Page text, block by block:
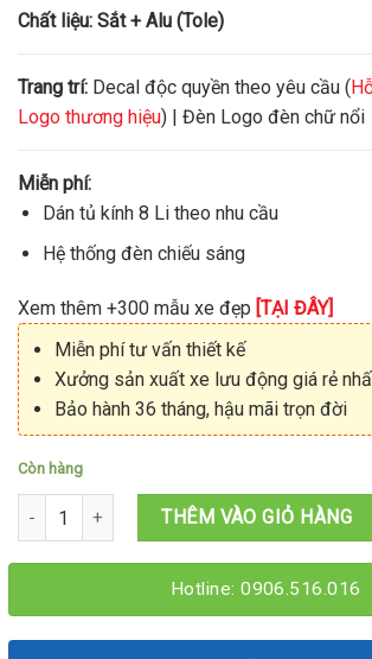
Chất liệu: Sắt + Alu (Tole)
Trang trí: Decal độc quyền theo yêu cầu (
Logo thương hiệu) | Đèn Logo đèn chữ nổi
Miễn phí:
Dán tủ kính 8 Li theo nhu cầu
Hệ thống đèn chiếu sáng
Xem thêm +300 mẫu xe đẹp [TẠI ĐÂY]
Miễn phí tư vấn thiết kế
Xưởng sản xuất xe lưu động giá rẻ
Bảo hành 36 tháng, hậu mãi trọn đời
Còn hàng
Kiot tra sua 2M5x1M8x2M15 số lượng
THÊM VÀO GIỎ HÀNG
Hotline: 0906.516.016